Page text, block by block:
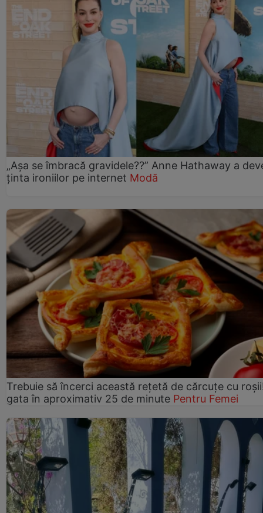
„Așa se îmbracă gravidele??” Anne Hathaway a
ținta ironiilor pe internet Modă
Trebuie să încerci această rețetă de cărcuțe cu
gata în aproximativ 25 de minute Pentru Femei